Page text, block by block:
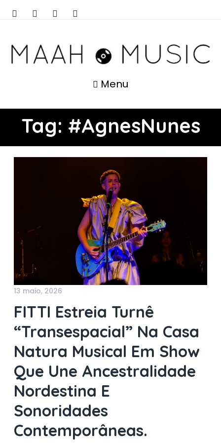
Menu
Tag: #AgnesNunes
13 maio, 2026
FITTI Estreia Turnê
“Transespacial” Na Casa
Natura Musical Em Show
Que Une Ancestralidade
Nordestina E
Sonoridades
Contemporâneas.